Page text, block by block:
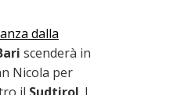
dalla
scenderà in
Nicola per